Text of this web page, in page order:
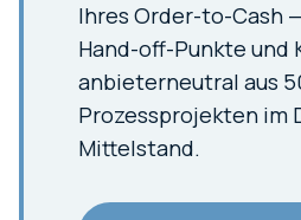
Ihres Order-to-Cash
Hand-off-Punkte und
anbieterneutral aus
Prozessprojekten im
Mittelstand.